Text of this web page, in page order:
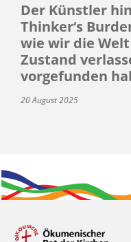
Der Künstler
Thinker‘s
wie wir die
Zustand
vorgefunden
20 August 2025